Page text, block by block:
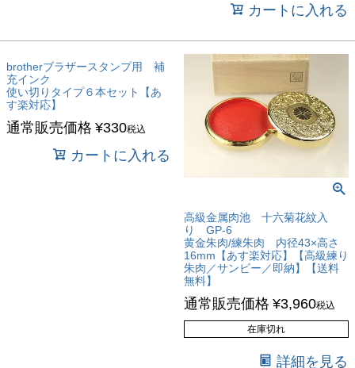
カートに入れる
brotherブラザースタンプ用 補
充インク
使い切りタイプ６本セット【あ
す楽対応】
通常販売価格 ¥330税込
カートに入れる
高級金属肉池 十六菊花紋入
り GP-6
黄金朱肉/練朱肉 内径43×高さ
16mm【あす楽対応】【高級練り
朱肉／サンビー／即納】【送料
無料】
通常販売価格 ¥3,960税込
在庫切れ
詳細を見る